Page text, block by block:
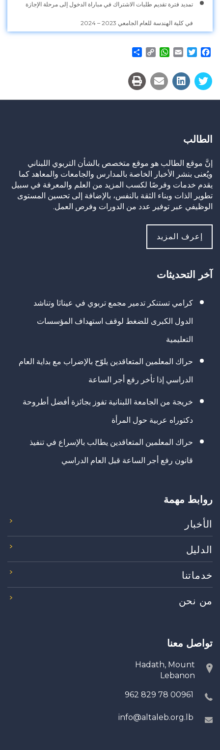
تمديد فترة تقديم طلبات الاشتراك في مباراة الدخول إلى مرحلة الإجازة
في كلية الهندسة للعام الجامعي 2023 – 2024
Facebook
Twitter
Email
WhatsApp
Copy
الطالب
إنَّ موقع الطالب هو موقع متخصص بالشأن التربوي اللبناني
ويُعنى بنشر الأخبار الخاصة بالمدارس والجامعات والمعاهد كما
يقدم خدمات وفرصًا لكسب المزيد من العلم والمعرفة في سبيل
تطوير الذات وبناء الثقة بالنفس، بالإضافة إلى تحسين المستوى
الوظيفي عبر توفير عدد من الدورات وفرص العمل.
إعرف المزيد
آخر التحديثات
كرامي تستنكر تدمير مجمع تربوي في عيناثا وتناشد
الدول الكبرى للضغط لوقف استهداف المؤسسات
التعليمية
حراك المعلمين المتعاقدين يلوّح بالإضراب مع بداية العام
الدراسي إذا تأخر رفع أجر الساعة
خريجة من الجامعة اللبنانية تفوز بجائزة أفضل أطروحة
دكتوراه عربية حول المرأة
حراك المعلمين المتعاقدين يطالب بالإسراع في تنفيذ
قانون رفع أجر الساعة قبل العام الدراسي
روابط مهمة
الأخبار
الدليل
خدماتنا
من نحن
تواصل معنا
Hadath, Mount
Lebanon
00961 78 829 962
info@altaleb.org.lb